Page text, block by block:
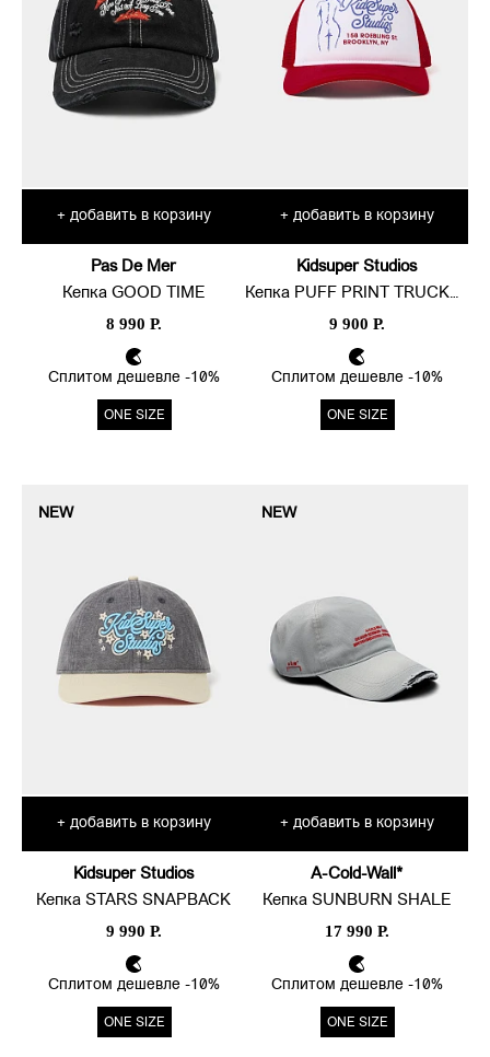
+ добавить в корзину
Pas De Mer
Кепка GOOD TIME
8 990 Р.
Сплитом дешевле -10%
ONE SIZE
+ добавить в корзину
Kidsuper Studios
Кепка PUFF PRINT TRUCKER
9 900 Р.
Сплитом дешевле -10%
ONE SIZE
NEW
+ добавить в корзину
Kidsuper Studios
Кепка STARS SNAPBACK
9 990 Р.
Сплитом дешевле -10%
ONE SIZE
NEW
+ добавить в корзину
A-Cold-Wall*
Кепка SUNBURN SHALE
17 990 Р.
Сплитом дешевле -10%
ONE SIZE